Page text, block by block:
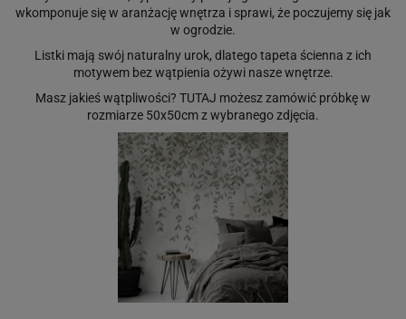
wkomponuje się w aranżację wnętrza i sprawi, że poczujemy się jak
w ogrodzie.
Listki mają swój naturalny urok, dlatego tapeta ścienna z ich
motywem bez wątpienia ożywi nasze wnętrze.
Masz jakieś wątpliwości? TUTAJ możesz zamówić próbkę w
rozmiarze 50x50cm z wybranego zdjęcia.